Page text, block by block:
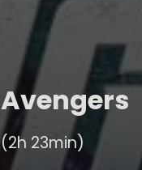
Avengers
(2h 23min)